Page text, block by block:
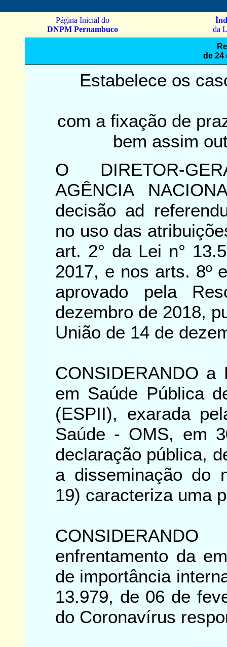
Página Inicial do
DNPM Pernambuco
da
de 24
Estabelece os
com a fixação de
bem assim
O DIRETOR-
AGÊNCIA
decisão ad
no uso das
art. 2° da Lei n°
2017, e nos arts. 8º
aprovado pela
dezembro de 2018,
União de 14 de
CONSIDERANDO a
em Saúde Pública
(ESPII), exarada
Saúde - OMS, em
declaração pública,
a disseminação do
19) caracteriza uma
enfrentamento da
de importância
13.979, de 06 de
do Coronavírus